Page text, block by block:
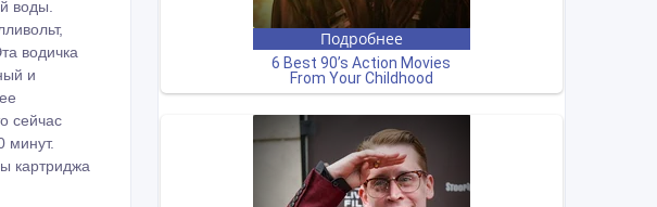
воды.
водичка
и
сейчас
минут.
картриджа